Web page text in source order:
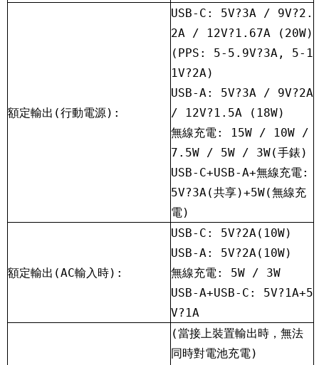
額定輸出(行動電源):
USB-C: 5V?3A / 9V?2.
2A / 12V? 1.67A (20W)
(PPS: 5-5.9V?3A, 5-1
1V?2A)
USB-A: 5V?3A / 9V?2A
/ 12V? 1.5A (18W)
無線充電: 15W / 10W /
7.5W / 5W / 3W(手錶)
USB-C+USB-A+無線充電:
5V?3A(共享)+5W(無線充
電)
額定輸出(AC輸入時):
USB-C: 5V?2A(10W)
USB-A: 5V?2A(10W)
無線充電: 5W / 3W
USB-A+USB-C: 5V? 1A+5
V? 1A
(當接上裝置輸出時，無法
同時對電池充電)